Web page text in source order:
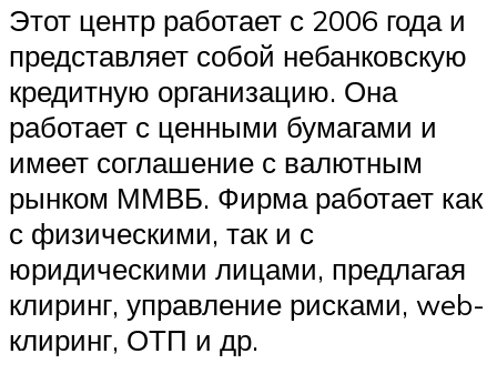
Этот центр работает с 2006 года и
представляет собой небанковскую
кредитную организацию. Она
работает с ценными бумагами и
имеет соглашение с валютным
рынком ММВБ. Фирма работает как
с физическими, так и с
юридическими лицами, предлагая
клиринг, управление рисками, web-
клиринг, ОТП и др.